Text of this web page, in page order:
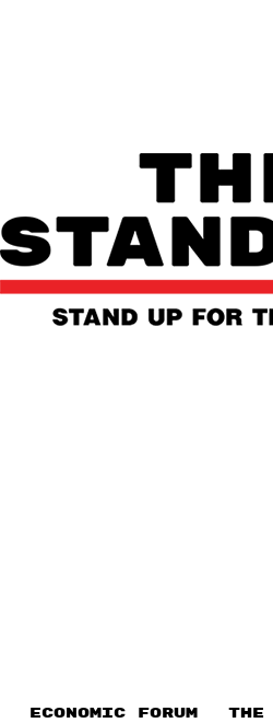
ECONOMIC FORUM THE